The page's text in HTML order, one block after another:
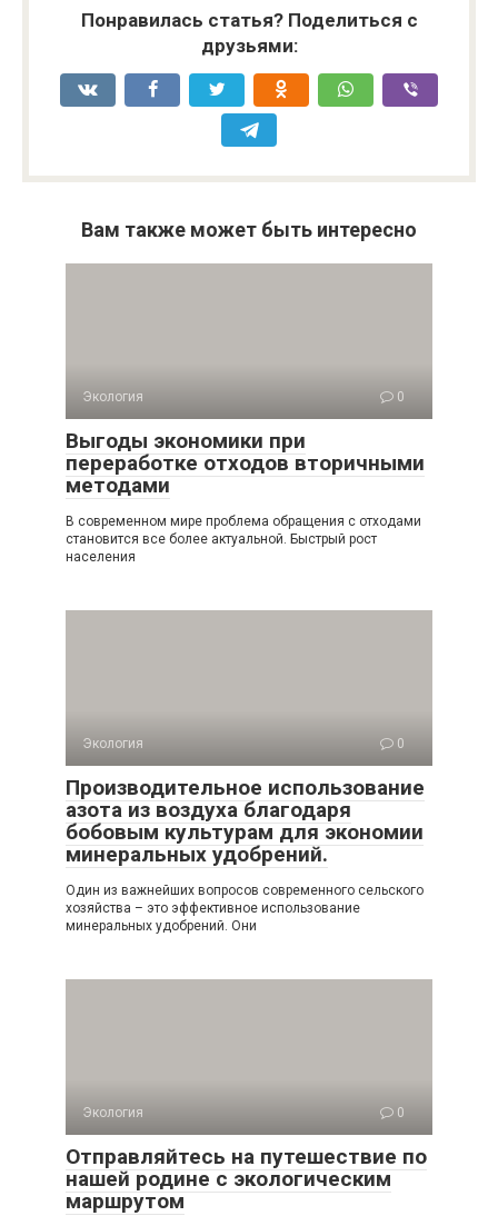
Понравилась статья? Поделиться с
друзьями:
Вам также может быть интересно
Экология 0
Выгоды экономики при
переработке отходов вторичными
методами
В современном мире проблема обращения с отходами
становится все более актуальной. Быстрый рост
населения
Экология 0
Производительное использование
азота из воздуха благодаря
бобовым культурам для экономии
минеральных удобрений.
Один из важнейших вопросов современного сельского
хозяйства – это эффективное использование
минеральных удобрений. Они
Экология 0
Отправляйтесь на путешествие по
нашей родине с экологическим
маршрутом